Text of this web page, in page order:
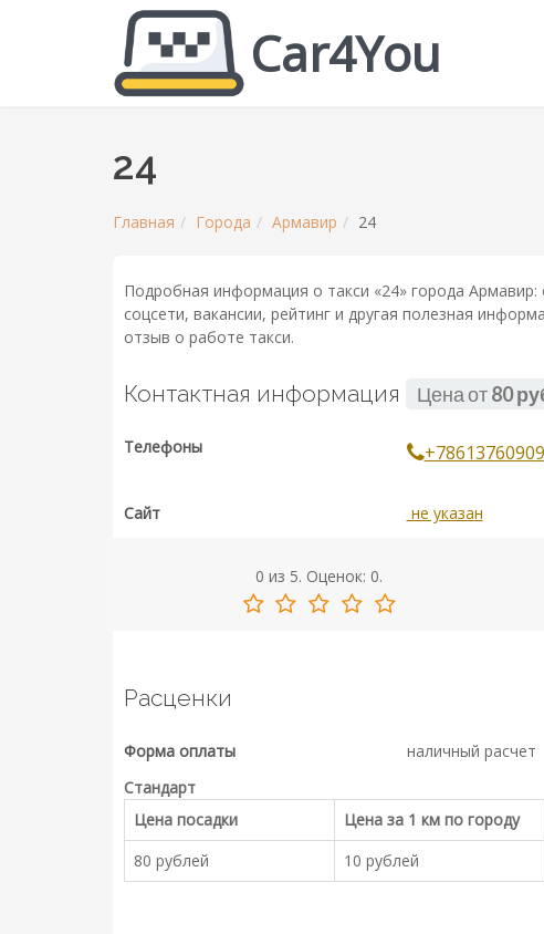
Car4You
24
Главная Города Армавир 24
Подробная информация о такси «24» города
соцсети, вакансии, рейтинг и другая полезная
отзыв о работе такси.
Контактная информация Цена от80
Телефоны +78613760909
Сайт не указан
0 из 5. Оценок: 0.
Расценки
Форма оплаты
наличный расчет
Стандарт
Цена посадки
Цена за 1 км по городу
80 рублей
10 рублей